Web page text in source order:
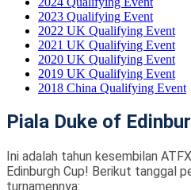
2023 Qualifying Event
2022 UK Qualifying Event
2021 UK Qualifying Event
2020 UK Qualifying Event
2019 UK Qualifying Event
2018 China Qualifying Event
Piala Duke of
Ini adalah tahun kesembilan
Edinburgh Cup! Berikut tanggal
turnamennya: